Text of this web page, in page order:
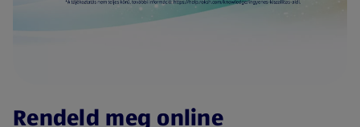
Rendeld meg online